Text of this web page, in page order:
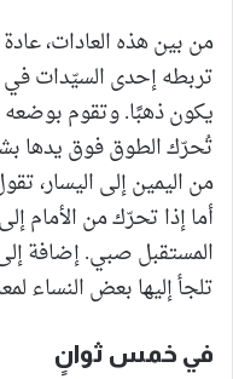
من بين هذه العادات،
تربطه إحدى السيّدات
يكون ذهبًا. وتقوم
تُحرّك الطوق فوق يدها
من اليمين إلى اليسار،
أما إذا تحرّك من الأمام
المستقبل صبي. إضافة
تلجأ إليها بعض النساء
في خمس ثوانٍ